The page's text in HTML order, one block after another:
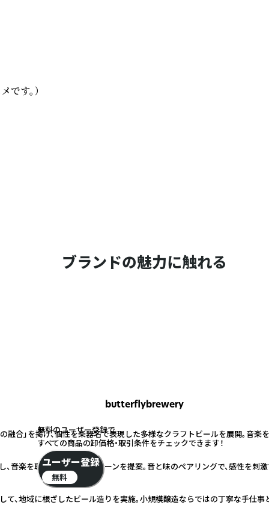
す。）
ブランドの魅力に触れる
butterflybrewery
融合」を掲げ、個性を楽器名で表現した多様なクラフトビールを展開。音
音楽を聴きながら楽しむシーンを提案。音と味のペアリングで、感性を刺
、地域に根ざしたビール造りを実施。小規模醸造ならではの丁寧な手仕事
無料のユーザー登録で
すべての商品の卸価格・取引条件をチェックできます！
ユーザー登録
無料